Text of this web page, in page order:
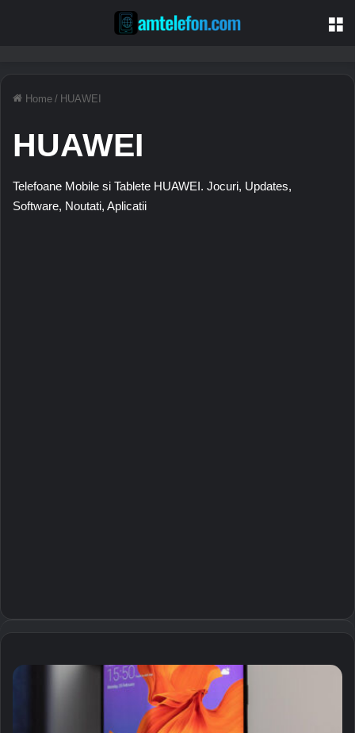
Home / HUAWEI
HUAWEI
Telefoane Mobile si Tablete HUAWEI. Jocuri, Updates,
Software, Noutati, Aplicatii